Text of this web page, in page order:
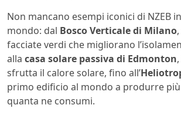
Non mancano esempi iconici di NZEB
mondo: dal Bosco Verticale di Milano
facciate verdi che migliorano
alla casa solare passiva di Edmonton
sfrutta il calore solare, fino all’
primo edificio al mondo a produrre
quanta ne consumi.